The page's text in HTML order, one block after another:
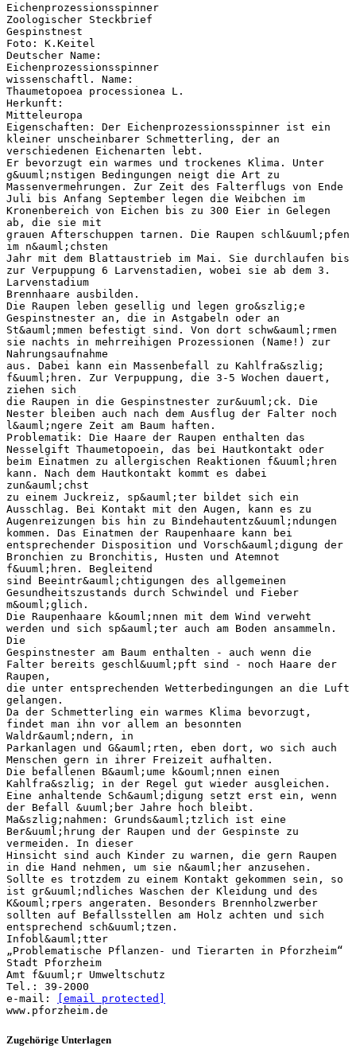
Eichenprozessionsspinner
Zoologischer Steckbrief
Gespinstnest
Foto: K.Keitel
Deutscher Name:
Eichenprozessionsspinner
wissenschaftl. Name:
Thaumetopoea processionea L.
Herkunft:
Mitteleuropa
Eigenschaften: Der Eichenprozessionsspinner ist ein
kleiner unscheinbarer Schmetterling, der an
verschiedenen Eichenarten lebt.
Er bevorzugt ein warmes und trockenes Klima. Unter
g&uuml;nstigen Bedingungen neigt die Art zu
Massenvermehrungen. Zur Zeit des Falterflugs von Ende
Juli bis Anfang September legen die Weibchen im
Kronenbereich von Eichen bis zu 300 Eier in Gelegen
ab, die sie mit
grauen Afterschuppen tarnen. Die Raupen schl&uuml;pfen
im n&auml;chsten
Jahr mit dem Blattaustrieb im Mai. Sie durchlaufen bis
zur Verpuppung 6 Larvenstadien, wobei sie ab dem 3.
Larvenstadium
Brennhaare ausbilden.
Die Raupen leben gesellig und legen gro&szlig;e
Gespinstnester an, die in Astgabeln oder an
St&auml;mmen befestigt sind. Von dort schw&auml;rmen
sie nachts in mehrreihigen Prozessionen (Name!) zur
Nahrungsaufnahme
aus. Dabei kann ein Massenbefall zu Kahlfra&szlig;
f&uuml;hren. Zur Verpuppung, die 3-5 Wochen dauert,
ziehen sich
die Raupen in die Gespinstnester zur&uuml;ck. Die
Nester bleiben auch nach dem Ausflug der Falter noch
l&auml;ngere Zeit am Baum haften.
Problematik: Die Haare der Raupen enthalten das
Nesselgift Thaumetopoein, das bei Hautkontakt oder
beim Einatmen zu allergischen Reaktionen f&uuml;hren
kann. Nach dem Hautkontakt kommt es dabei
zun&auml;chst
zu einem Juckreiz, sp&auml;ter bildet sich ein
Ausschlag. Bei Kontakt mit den Augen, kann es zu
Augenreizungen bis hin zu Bindehautentz&uuml;ndungen
kommen. Das Einatmen der Raupenhaare kann bei
entsprechender Disposition und Vorsch&auml;digung der
Bronchien zu Bronchitis, Husten und Atemnot
f&uuml;hren. Begleitend
sind Beeintr&auml;chtigungen des allgemeinen
Gesundheitszustands durch Schwindel und Fieber
m&ouml;glich.
Die Raupenhaare k&ouml;nnen mit dem Wind verweht
werden und sich sp&auml;ter auch am Boden ansammeln.
Die
Gespinstnester am Baum enthalten - auch wenn die
Falter bereits geschl&uuml;pft sind - noch Haare der
Raupen,
die unter entsprechenden Wetterbedingungen an die Luft
gelangen.
Da der Schmetterling ein warmes Klima bevorzugt,
findet man ihn vor allem an besonnten
Waldr&auml;ndern, in
Parkanlagen und G&auml;rten, eben dort, wo sich auch
Menschen gern in ihrer Freizeit aufhalten.
Die befallenen B&auml;ume k&ouml;nnen einen
Kahlfra&szlig; in der Regel gut wieder ausgleichen.
Eine anhaltende Sch&auml;digung setzt erst ein, wenn
der Befall &uuml;ber Jahre hoch bleibt.
Ma&szlig;nahmen: Grunds&auml;tzlich ist eine
Ber&uuml;hrung der Raupen und der Gespinste zu
vermeiden. In dieser
Hinsicht sind auch Kinder zu warnen, die gern Raupen
in die Hand nehmen, um sie n&auml;her anzusehen.
Sollte es trotzdem zu einem Kontakt gekommen sein, so
ist gr&uuml;ndliches Waschen der Kleidung und des
K&ouml;rpers angeraten. Besonders Brennholzwerber
sollten auf Befallsstellen am Holz achten und sich
entsprechend sch&uuml;tzen.
Infobl&auml;tter
„Problematische Pflanzen- und Tierarten in Pforzheim“
Stadt Pforzheim
Amt f&uuml;r Umweltschutz
Tel.: 39-2000
e-mail:
[email protected]
Zugehörige Unterlagen